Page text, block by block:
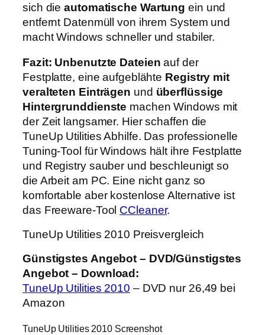
sich dieautomatische Wartung ein und
entfernt Datenmüll von ihrem System und
macht Windows schneller und stabiler.
Fazit: Unbenutzte Dateien auf der
Festplatte, eine aufgeblähte Registry mit
veralteten Einträgen und überflüssige
Hintergrunddienste machen Windows mit
der Zeit langsamer. Hier schaffen die
TuneUp Utilities Abhilfe. Das professionelle
Tuning-Tool für Windows hält ihre Festplatte
und Registry sauber und beschleunigt so
die Arbeit am PC. Eine nicht ganz so
komfortable aber kostenlose Alternative ist
das Freeware-Tool CCleaner.
TuneUp Utilities 2010 Preisvergleich
Günstigstes Angebot – DVD/Günstigstes
Angebot – Download:
TuneUp Utilities 2010 – DVD nur 26,49 bei
Amazon
TuneUp Utilities 2010 Screenshot